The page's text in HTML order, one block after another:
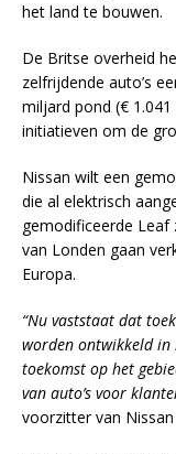
het land te bouwen.
De Britse overheid
zelfrijdende auto’s
miljard pond (€
initiatieven om de
Nissan wilt een
die al elektrisch
gemodificeerde Leaf
van Londen gaan
Europa.
“Nu vaststaat dat
worden ontwikkeld in
toekomst op het
van auto’s voor
voorzitter van